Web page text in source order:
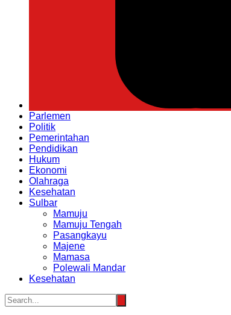
Parlemen
Politik
Pemerintahan
Pendidikan
Hukum
Ekonomi
Olahraga
Kesehatan
Sulbar
Mamuju
Mamuju Tengah
Pasangkayu
Majene
Mamasa
Polewali Mandar
Kesehatan